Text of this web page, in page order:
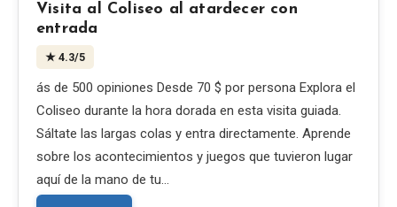
Visita al Coliseo al atardecer con
entrada
★ 4.3/5
ás de 500 opiniones Desde 70 $ por persona Explora el
Coliseo durante la hora dorada en esta visita guiada.
Sáltate las largas colas y entra directamente. Aprende
sobre los acontecimientos y juegos que tuvieron lugar
aquí de la mano de tu…